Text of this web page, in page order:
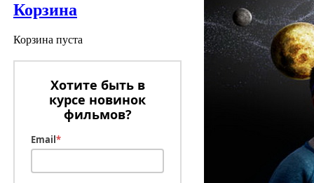
Корзина
Корзина пуста
Хотите быть в
курсе новинок
фильмов?
Email*